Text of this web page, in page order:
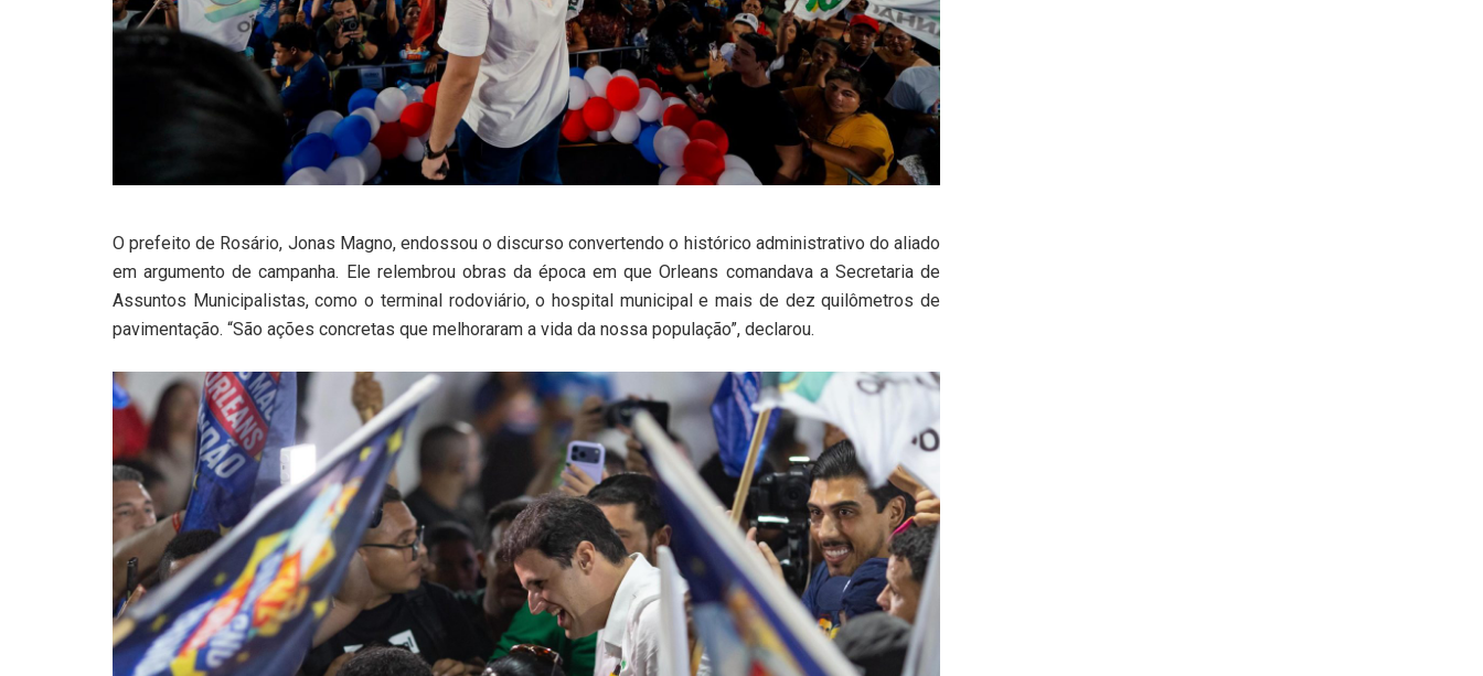
O prefeito de Rosário, Jonas Magno, endossou o discurso convertendo o histórico administrativo do aliado
em argumento de campanha. Ele relembrou obras da época em que Orleans comandava a Secretaria de
Assuntos Municipalistas, como o terminal rodoviário, o hospital municipal e mais de dez quilômetros de
pavimentação. “São ações concretas que melhoraram a vida da nossa população”, declarou.